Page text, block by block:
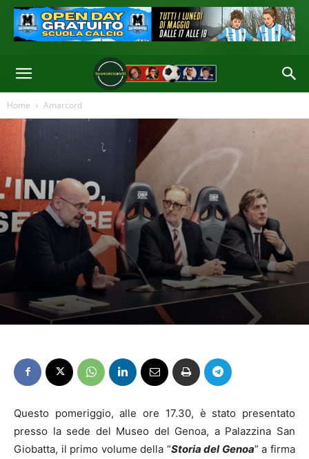
Home Amarcord
Questo pomeriggio, alle ore 17.30, è stato presentato
presso la sede del Museo del Genoa, a Palazzina San
Giobatta, il primo volume della “Storia del Genoa” a firma